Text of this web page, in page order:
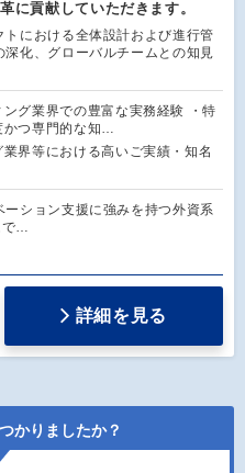
に貢献していただきます。
トにおける全体設計および進行管
化、グローバルチームとの知見
ング業界での豊富な実務経験 ・特
かつ専門的な知…
業界等における高いご実績・知名
ーション支援に強みを持つ外資系
で…
詳細を見る
かりましたか？